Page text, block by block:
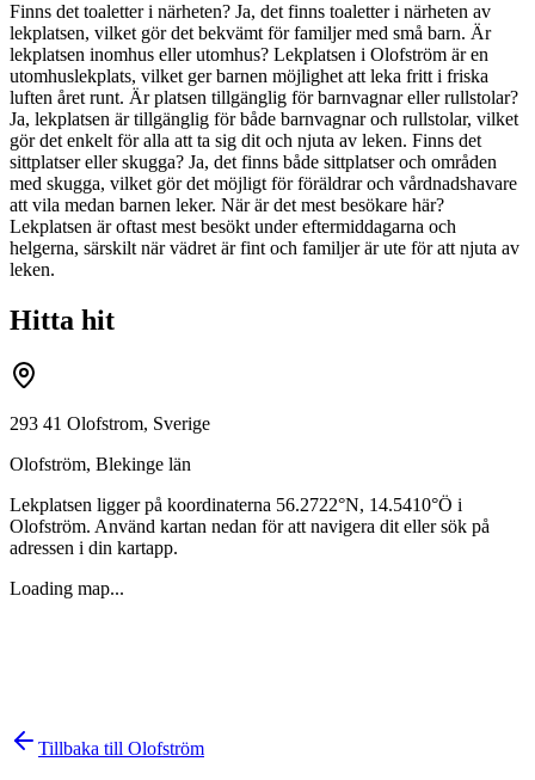
Finns det toaletter i närheten? Ja, det finns toaletter i närheten av
lekplatsen, vilket gör det bekvämt för familjer med små barn. Är
lekplatsen inomhus eller utomhus? Lekplatsen i Olofström är en
utomhuslekplats, vilket ger barnen möjlighet att leka fritt i friska
luften året runt. Är platsen tillgänglig för barnvagnar eller rullstolar?
Ja, lekplatsen är tillgänglig för både barnvagnar och rullstolar, vilket
gör det enkelt för alla att ta sig dit och njuta av leken. Finns det
sittplatser eller skugga? Ja, det finns både sittplatser och områden
med skugga, vilket gör det möjligt för föräldrar och vårdnadshavare
att vila medan barnen leker. När är det mest besökare här?
Lekplatsen är oftast mest besökt under eftermiddagarna och
helgerna, särskilt när vädret är fint och familjer är ute för att njuta av
leken.
Hitta hit
293 41 Olofstrom, Sverige
Olofström, Blekinge län
Lekplatsen ligger på koordinaterna 56.2722°N, 14.5410°Ö i
Olofström. Använd kartan nedan för att navigera dit eller sök på
adressen i din kartapp.
Loading map...
Tillbaka till Olofström